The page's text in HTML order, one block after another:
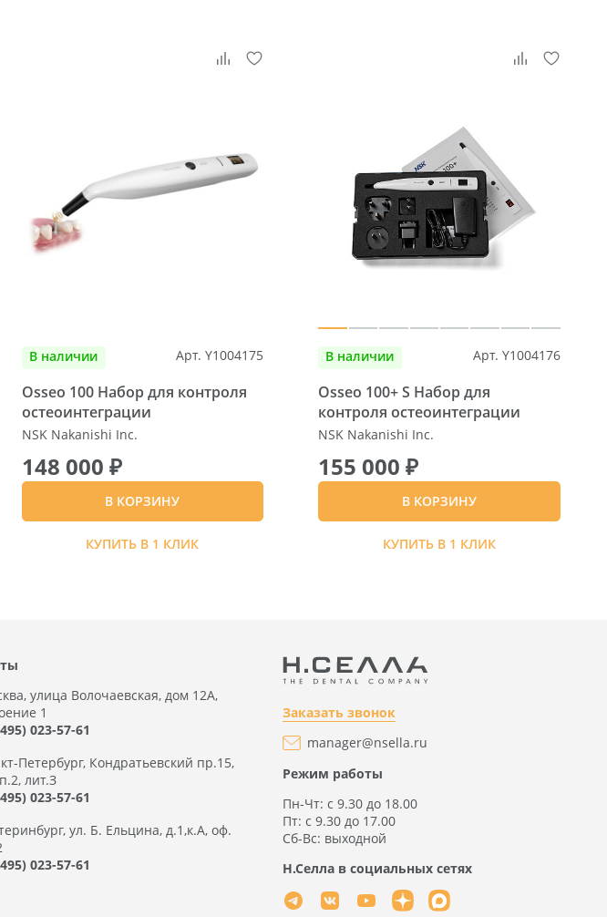
В наличии Арт. Y1004175
Osseo 100 Набор для контроля
остеоинтеграции
NSK Nakanishi Inc.
148 000 ₽
В КОРЗИНУ
КУПИТЬ В 1 КЛИК
В наличии Арт. Y1004176
Osseo 100+ S Набор для
контроля остеоинтеграции
NSK Nakanishi Inc.
155 000 ₽
В КОРЗИНУ
КУПИТЬ В 1 КЛИК
улица Волочаевская, дом 12А,
1
023-57-61
Петербург, Кондратьевский пр.15,
лит.З
023-57-61
ул. Б. Ельцина, д.1,к.А, оф.
023-57-61
Заказать звонок
manager@nsella.ru
Режим работы
Пн-Чт: с 9.30 до 18.00
Пт: с 9.30 до 17.00
Сб-Вс: выходной
Н.Селла в социальных сетях